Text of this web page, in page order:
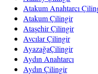
Atakum Anahtarcı
Atakum Çilingir
Ataşehir Çilingir
Avcılar Çilingir
AyazağaÇilingir
Aydın Anahtarcı
Aydın Çilingir